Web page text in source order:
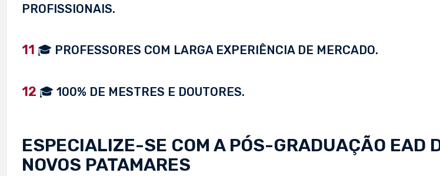
PROFISSIONAIS.
11 🎓 PROFESSORES COM LARGA EXPERIÊNCIA DE MERCADO.
12 🎓 100% DE MESTRES E DOUTORES.
ESPECIALIZE-SE COM A PÓS-GRADUAÇÃO EAD
NOVOS PATAMARES